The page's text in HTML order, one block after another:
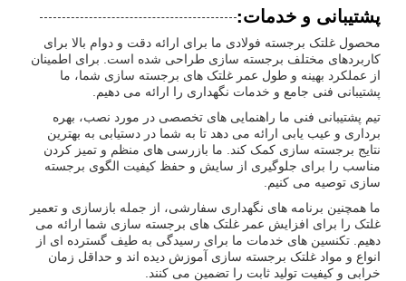
پشتیبانی و خدمات:
محصول غلتک برجسته فولادی ما برای ارائه دقت و دوام بالا برای
کاربردهای مختلف برجسته سازی طراحی شده است. برای اطمینان
از عملکرد بهینه و طول عمر غلتک های برجسته سازی شما، ما
پشتیبانی فنی جامع و خدمات نگهداری را ارائه می دهیم.
تیم پشتیبانی فنی ما راهنمایی های تخصصی در مورد نصب، بهره
برداری و عیب یابی ارائه می دهد تا به شما در دستیابی به بهترین
نتایج برجسته سازی کمک کند. ما بازرسی های منظم و تمیز کردن
مناسب را برای جلوگیری از سایش و حفظ کیفیت الگوی برجسته
سازی توصیه می کنیم.
ما همچنین برنامه های نگهداری سفارشی، از جمله بازسازی و تعمیر
غلتک را برای افزایش عمر غلتک های برجسته سازی شما ارائه می
دهیم. تکنسین های خدمات ما برای رسیدگی به طیف گسترده ای از
انواع و مواد غلتک برجسته سازی آموزش دیده اند و حداقل زمان
خرابی و کیفیت تولید ثابت را تضمین می کنند.